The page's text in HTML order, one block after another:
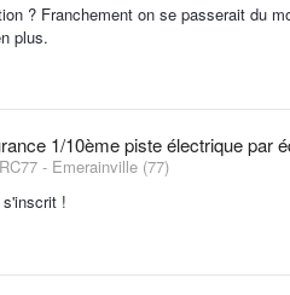
? Franchement on se passerait du
plus.
1/10ème piste électrique par
- Emerainville (77)
!